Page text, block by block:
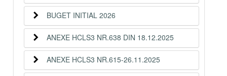
BUGET INITIAL 2026
ANEXE HCLS3 NR.638 DIN 18.12.2025
ANEXE HCLS3 NR.615-26.11.2025